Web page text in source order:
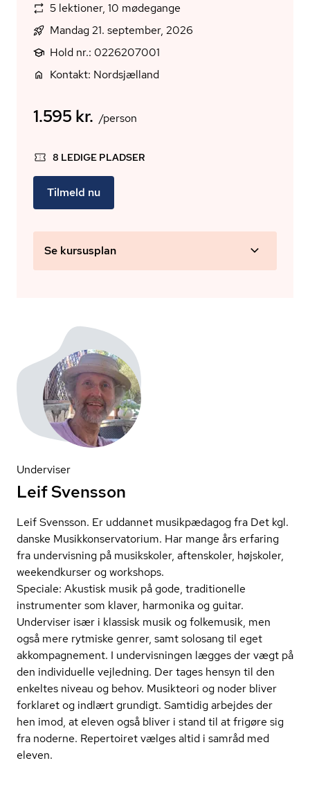
5 lektioner, 10 mødegange
Mandag 21. september, 2026
Hold nr.: 0226207001
Kontakt: Nordsjælland
1.595 kr. /person
8 LEDIGE PLADSER
Tilmeld nu
Se kursusplan
Underviser
Leif Svensson
Leif Svensson. Er uddannet musikpædagog fra Det kgl.
danske Mu­sik­kon­ser­va­to­ri­um. Har mange års erfaring
fra undervisning på musikskoler, aftenskoler, højskoler,
weekendkurser og workshops.
Speciale: Akustisk musik på gode, traditionelle
instrumenter som klaver, harmonika og guitar.
Underviser især i klassisk musik og folkemusik, men
også mere rytmiske genrer, samt solosang til eget
akkompagnement. I undervisningen lægges der vægt på
den individuelle vejledning. Der tages hensyn til den
enkeltes niveau og behov. Musikteori og noder bliver
forklaret og indlært grundigt. Samtidig arbejdes der
hen imod, at eleven også bliver i stand til at frigøre sig
fra noderne. Repertoiret vælges altid i samråd med
eleven.